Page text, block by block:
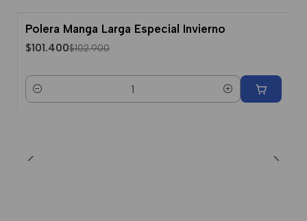
-1% Dcto.
Polera Manga Larga Especial Invierno
$101.400$102.900
Cantidad